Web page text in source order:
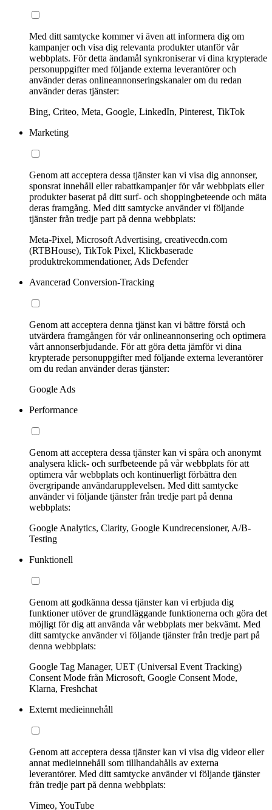
Med ditt samtycke kommer vi även att informera dig om
kampanjer och visa dig relevanta produkter utanför vår
webbplats. För detta ändamål synkroniserar vi dina krypterade
personuppgifter med följande externa leverantörer och
använder deras onlineannonseringskanaler om du redan
använder deras tjänster:
Bing, Criteo, Meta, Google, LinkedIn, Pinterest, TikTok
Marketing
Genom att acceptera dessa tjänster kan vi visa dig annonser,
sponsrat innehåll eller rabattkampanjer för vår webbplats eller
produkter baserat på ditt surf- och shoppingbeteende och mäta
deras framgång. Med ditt samtycke använder vi följande
tjänster från tredje part på denna webbplats:
Meta-Pixel, Microsoft Advertising, creativecdn.com
(RTBHouse), TikTok Pixel, Klickbaserade
produktrekommendationer, Ads Defender
Avancerad Conversion-Tracking
Genom att acceptera denna tjänst kan vi bättre förstå och
utvärdera framgången för vår onlineannonsering och optimera
vårt annonserbjudande. För att göra detta jämför vi dina
krypterade personuppgifter med följande externa leverantörer
om du redan använder deras tjänster:
Google Ads
Performance
Genom att acceptera dessa tjänster kan vi spåra och anonymt
analysera klick- och surfbeteende på vår webbplats för att
optimera vår webbplats och kontinuerligt förbättra den
övergripande användarupplevelsen. Med ditt samtycke
använder vi följande tjänster från tredje part på denna
webbplats:
Google Analytics, Clarity, Google Kundrecensioner, A/B-
Testing
Funktionell
Genom att godkänna dessa tjänster kan vi erbjuda dig
funktioner utöver de grundläggande funktionerna och göra det
möjligt för dig att använda vår webbplats mer bekvämt. Med
ditt samtycke använder vi följande tjänster från tredje part på
denna webbplats:
Google Tag Manager, UET (Universal Event Tracking)
Consent Mode från Microsoft, Google Consent Mode,
Klarna, Freshchat
Externt medieinnehåll
Genom att acceptera dessa tjänster kan vi visa dig videor eller
annat medieinnehåll som tillhandahålls av externa
leverantörer. Med ditt samtycke använder vi följande tjänster
från tredje part på denna webbplats:
Vimeo, YouTube